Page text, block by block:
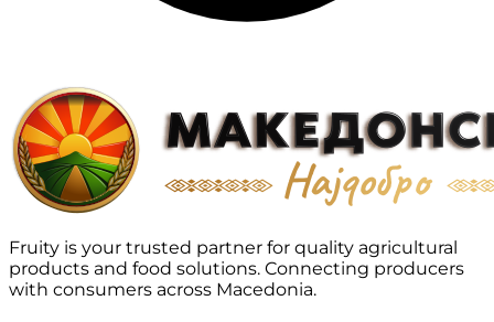
Fruity is your trusted partner for quality agricultural
products and food solutions. Connecting producers
with consumers across Macedonia.